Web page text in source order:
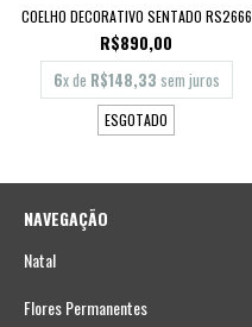
COELHO DECORATIVO SENTADO RS2666
R$890,00
6x de R$148,33 sem juros
ESGOTADO
NAVEGAÇÃO
Natal
Flores Permanentes